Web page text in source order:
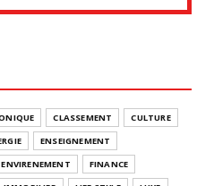
Agirc-Arrco : coup
syn...
16, 2026
CLASSEMENT
CULTURE
ENSEIGNEMENT
ENVIRENEMENT
FINANCE